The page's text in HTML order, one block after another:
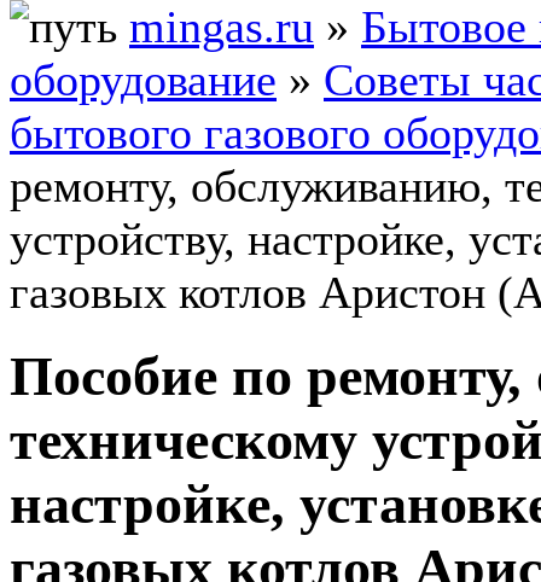
mingas.ru » Бытовое
оборудование » Советы
бытового газового
ремонту, обслуживанию,
устройству, настройке,
газовых котлов Аристон
Пособие по
техническому
настройке,
газовых котлов